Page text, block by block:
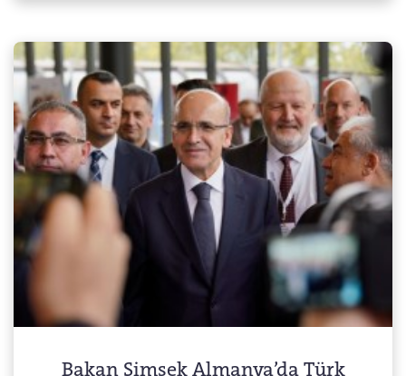
Bakan Şimşek Almanya’da Türk